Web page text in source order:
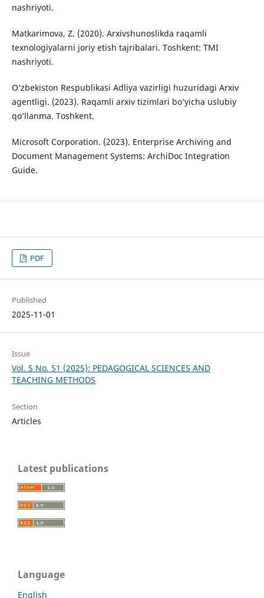
nashriyoti.
Matkarimova, Z. (2020). Arxivshunoslikda raqamli
texnologiyalarni joriy etish tajribalari. Toshkent: TMI
nashriyoti.
O‘zbekiston Respublikasi Adliya vazirligi huzuridagi Arxiv
agentligi. (2023). Raqamli arxiv tizimlari bo‘yicha uslubiy
qo‘llanma. Toshkent.
Microsoft Corporation. (2023). Enterprise Archiving and
Document Management Systems: ArchiDoc Integration
Guide.
PDF
Published
2025-11-01
Issue
Vol. 5 No. 51 (2025): PEDAGOGICAL SCIENCES AND
TEACHING METHODS
Section
Articles
Latest publications
Language
English